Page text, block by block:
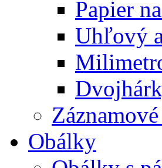
Papier
Uhľový
Obálky